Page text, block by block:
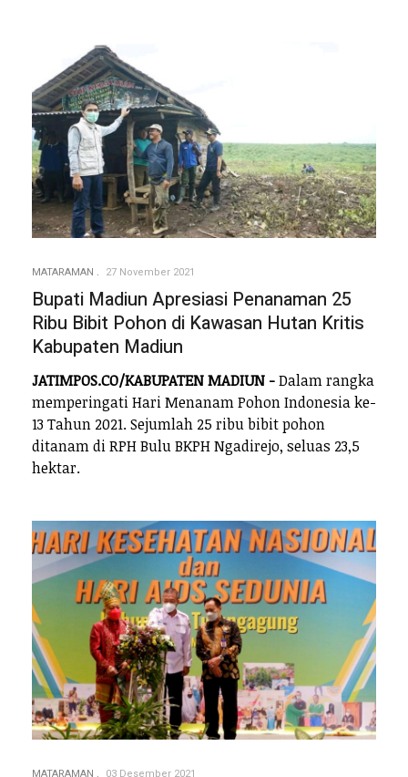
MATARAMAN 27 November 2021
Bupati Madiun Apresiasi Penanaman 25
Ribu Bibit Pohon di Kawasan Hutan Kritis
Kabupaten Madiun
JATIMPOS.CO/KABUPATEN MADIUN -Dalam rangka
memperingati Hari Menanam Pohon Indonesia ke-
13 Tahun 2021. Sejumlah 25 ribu bibit pohon
ditanam di RPH Bulu BKPH Ngadirejo, seluas 23,5
hektar.
MATARAMAN 03 Desember 2021